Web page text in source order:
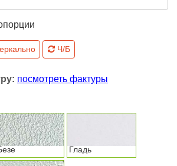
Ч/Б
посмотреть фактуры
Гладь